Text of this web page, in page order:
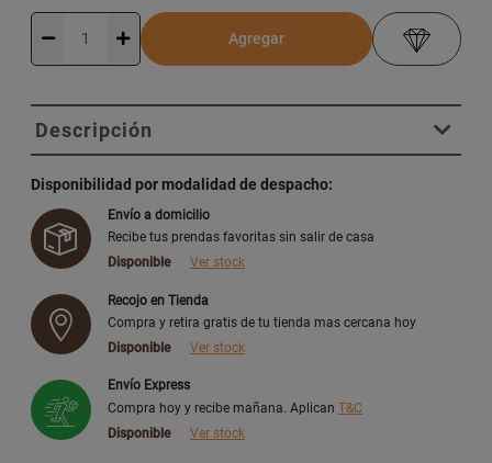
Agregar
Descripción
Disponibilidad por modalidad de despacho:
Envío a domicilio
Recibe tus prendas favoritas sin salir de casa
Disponible
Ver stock
Recojo en Tienda
Compra y retira gratis de tu tienda mas cercana hoy
Disponible
Ver stock
Envío Express
Compra hoy y recibe mañana. Aplican T&C
Disponible
Ver stock